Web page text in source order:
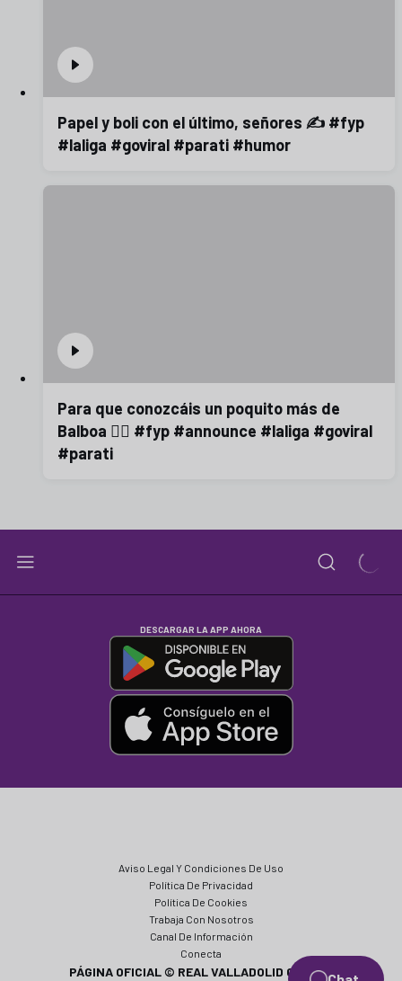
Papel y boli con el último, señores ✍️ #fyp
#laliga #goviral #parati #humor
Para que conozcáis un poquito más de
Balboa 😮‍💨 #fyp #announce #laliga #goviral
#parati
DESCARGAR LA APP AHORA
Aviso Legal Y Condiciones De Uso
Política De Privacidad
Política De Cookies
Trabaja Con Nosotros
Canal De Información
Conecta
PÁGINA OFICIAL © REAL VALLADOLID CF 2024